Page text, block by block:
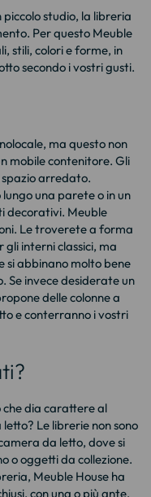
studio, la libreria
Per questo Meuble
stili, colori e forme, in
secondo i vostri gusti.
ma questo non
mobile contenitore. Gli
spazio arredato.
una parete o in un
decorativi. Meuble
Le troverete a forma
interni classici, ma
si abbinano molto bene
Se invece desiderate un
delle colonne a
e conterranno i vostri
che dia carattere al
Le librerie non sono
da letto, dove si
o oggetti da collezione.
Meuble House ha
con una o più ante,